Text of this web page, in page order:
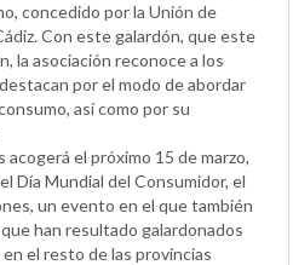
concedido por la Unión de
Con este galardón, que este
la asociación reconoce a los
por el modo de abordar
así como por su
el próximo 15 de marzo,
Día Mundial del Consumidor, el
un evento en el que también
han resultado galardonados
el resto de las provincias